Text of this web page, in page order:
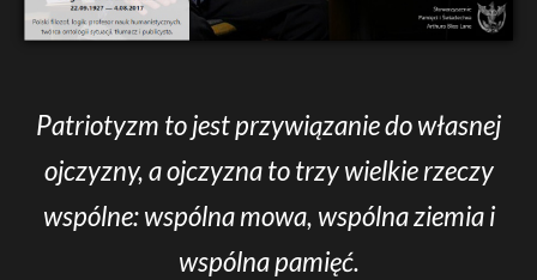
Patriotyzm to jest przywiązanie do własnej
ojczyzny, a ojczyzna to trzy wielkie rzeczy
wspólne: wspólna mowa, wspólna ziemia i
wspólna pamięć.